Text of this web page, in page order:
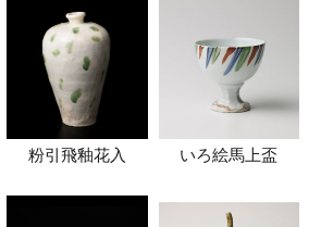
粉引飛釉花入 いろ絵馬上盃